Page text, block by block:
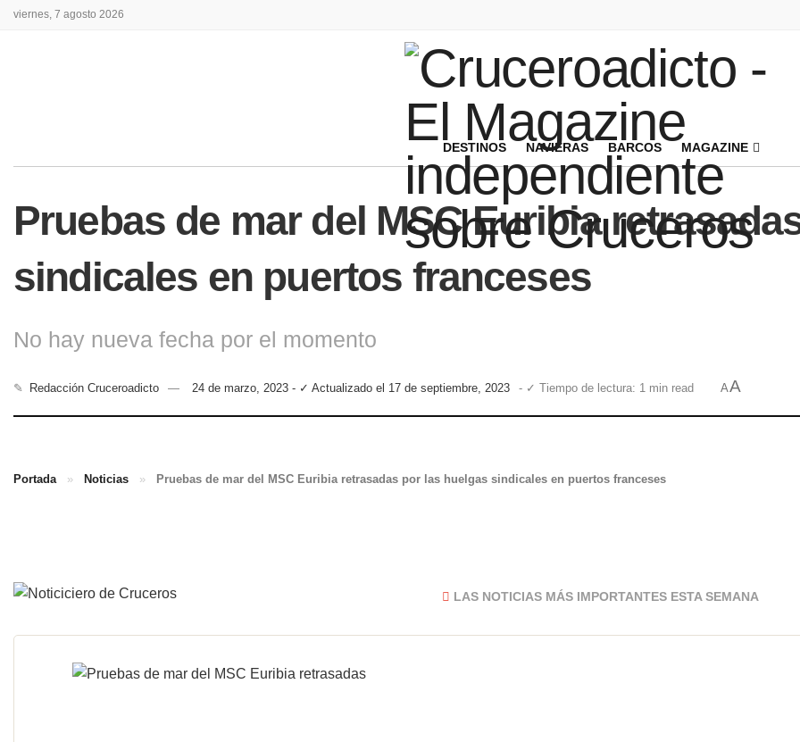
viernes, 7 agosto 2026
DESTINOS NAVIERAS BARCOS MAGAZINE
Pruebas de mar del MSC Euribia
sindicales en puertos franceses
No hay nueva fecha por el momento
✎ Redacción Cruceroadicto 24 de marzo, 2023 - ✓ Actualizado el 17 de septiembre, 2023 - ✓ Tiempo de lectura: 1 min read AA
Portada » Noticias » Pruebas de mar del MSC Euribia retrasadas por las huelgas sindicales en puertos franceses
LAS NOTICIAS MÁS IMPORTANTES ESTA SEMANA